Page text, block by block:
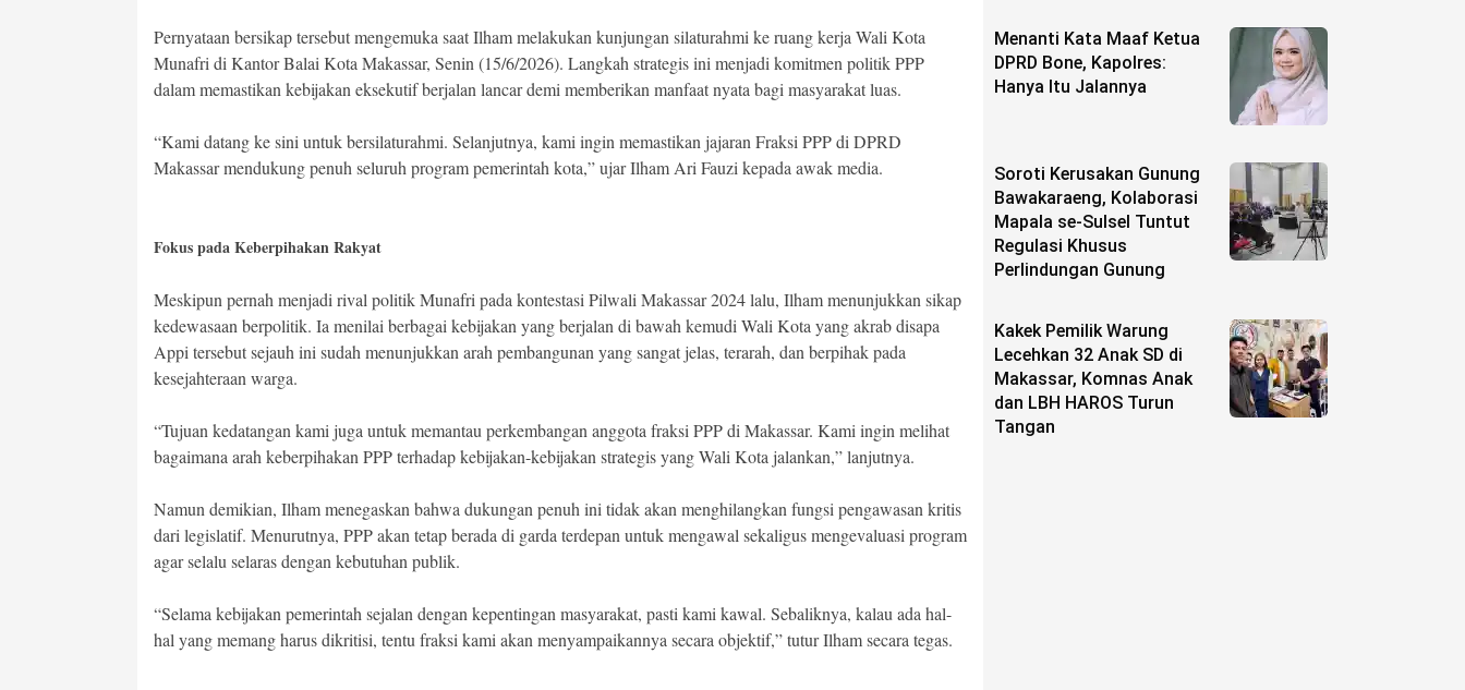
Pernyataan bersikap tersebut mengemuka saat Ilham melakukan kunjungan silaturahmi ke ruang kerja Wali Kota
Munafri di Kantor Balai Kota Makassar, Senin (15/6/2026). Langkah strategis ini menjadi komitmen politik PPP
dalam memastikan kebijakan eksekutif berjalan lancar demi memberikan manfaat nyata bagi masyarakat luas.
“Kami datang ke sini untuk bersilaturahmi. Selanjutnya, kami ingin memastikan jajaran Fraksi PPP di DPRD
Makassar mendukung penuh seluruh program pemerintah kota,” ujar Ilham Ari Fauzi kepada awak media.
Fokus pada Keberpihakan Rakyat
Meskipun pernah menjadi rival politik Munafri pada kontestasi Pilwali Makassar 2024 lalu, Ilham menunjukkan sikap
kedewasaan berpolitik. Ia menilai berbagai kebijakan yang berjalan di bawah kemudi Wali Kota yang akrab disapa
Appi tersebut sejauh ini sudah menunjukkan arah pembangunan yang sangat jelas, terarah, dan berpihak pada
kesejahteraan warga.
“Tujuan kedatangan kami juga untuk memantau perkembangan anggota fraksi PPP di Makassar. Kami ingin melihat
bagaimana arah keberpihakan PPP terhadap kebijakan-kebijakan strategis yang Wali Kota jalankan,” lanjutnya.
Namun demikian, Ilham menegaskan bahwa dukungan penuh ini tidak akan menghilangkan fungsi pengawasan kritis
dari legislatif. Menurutnya, PPP akan tetap berada di garda terdepan untuk mengawal sekaligus mengevaluasi program
agar selalu selaras dengan kebutuhan publik.
“Selama kebijakan pemerintah sejalan dengan kepentingan masyarakat, pasti kami kawal. Sebaliknya, kalau ada hal-
hal yang memang harus dikritisi, tentu fraksi kami akan menyampaikannya secara objektif,” tutur Ilham secara tegas.
Menanti Kata Maaf Ketua
DPRD Bone, Kapolres:
Hanya Itu Jalannya
Soroti Kerusakan Gunung
Bawakaraeng, Kolaborasi
Mapala se-Sulsel Tuntut
Regulasi Khusus
Perlindungan Gunung
Kakek Pemilik Warung
Lecehkan 32 Anak SD di
Makassar, Komnas Anak
dan LBH HAROS Turun
Tangan